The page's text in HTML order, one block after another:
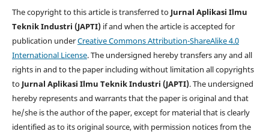
The copyright to this article is transferred to Jurnal Aplikasi Ilmu
Teknik Industri (JAPTI)if and when the article is accepted for
publication underCreative Commons Attribution-ShareAlike 4.0
International License. The undersigned hereby transfers any and all
rights in and to the paper including without limitation all copyrights
to Jurnal Aplikasi Ilmu Teknik Industri (JAPTI). The undersigned
hereby represents and warrants that the paper is original and that
he/she is the author of the paper, except for material that is clearly
identified as to its original source, with permission notices from the